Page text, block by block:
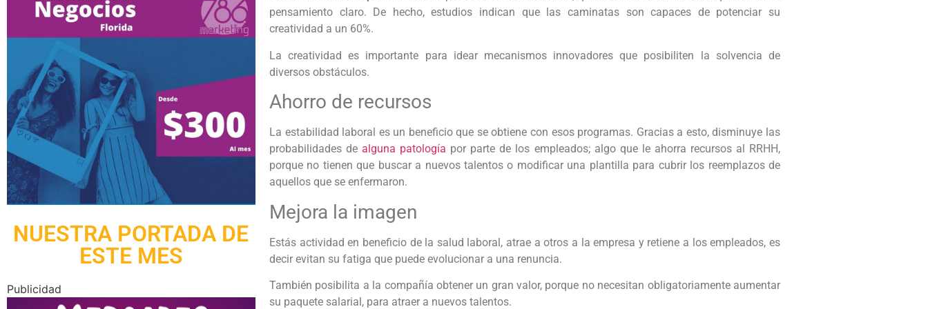
NUESTRA PORTADA DE
ESTE MES
Publicidad
pensamiento claro. De hecho, estudios indican que las caminatas son capaces de potenciar su
creatividad a un 60%.
La creatividad es importante para idear mecanismos innovadores que posibiliten la solvencia de
diversos obstáculos.
Ahorro de recursos
La estabilidad laboral es un beneficio que se obtiene con esos programas. Gracias a esto, disminuye las
probabilidades de alguna patología por parte de los empleados; algo que le ahorra recursos al RRHH,
porque no tienen que buscar a nuevos talentos o modificar una plantilla para cubrir los reemplazos de
aquellos que se enfermaron.
Mejora la imagen
Estás actividad en beneficio de la salud laboral, atrae a otros a la empresa y retiene a los empleados, es
decir evitan su fatiga que puede evolucionar a una renuncia.
También posibilita a la compañía obtener un gran valor, porque no necesitan obligatoriamente aumentar
su paquete salarial, para atraer a nuevos talentos.